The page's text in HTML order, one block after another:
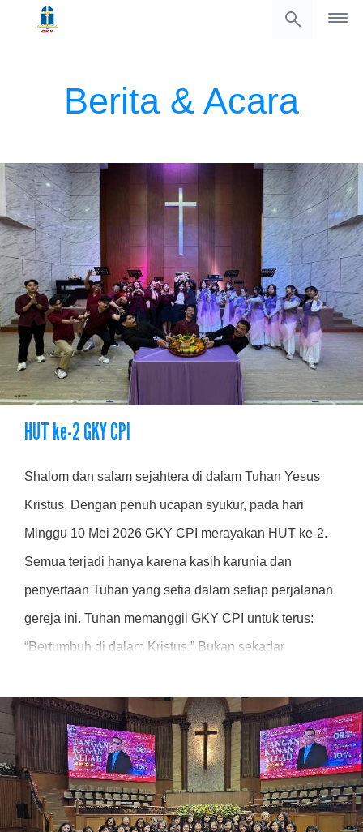
Berita & Acara
HUT ke-2 GKY CPI
Shalom dan salam sejahtera di dalam Tuhan Yesus
Kristus. Dengan penuh ucapan syukur, pada hari
Minggu 10 Mei 2026 GKY CPI merayakan HUT ke-2.
Semua terjadi hanya karena kasih karunia dan
penyertaan Tuhan yang setia dalam setiap perjalanan
gereja ini. Tuhan memanggil GKY CPI untuk terus:
“Bertumbuh di dalam Kristus.” Bukan sekadar